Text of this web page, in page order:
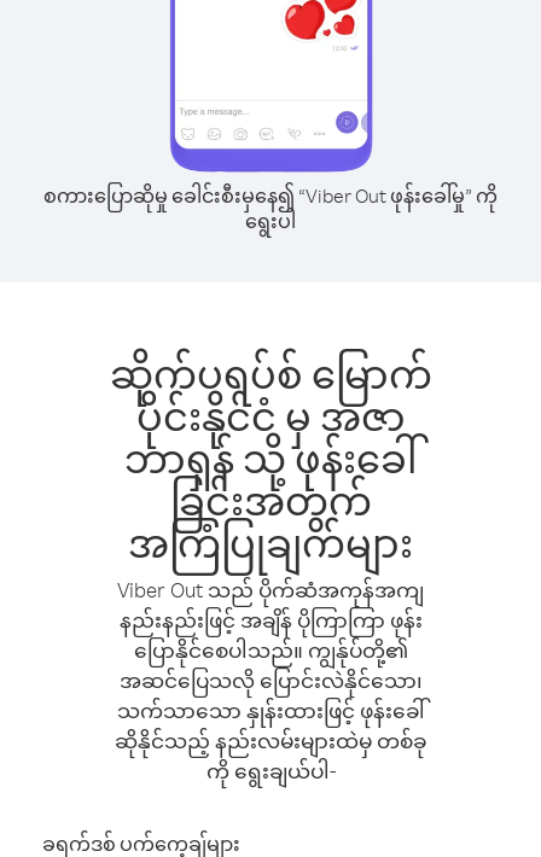
စကားပြောဆိုမှု ခေါင်းစီးမှနေ၍ “Viber Out ဖုန်းခေါ်မှု” ကို
ရွေးပါ
ဆိုက်ပရပ်စ် မြောက်
ပိုင်းနိုင်ငံ မှ အဇာ
ဘာရှန် သို့ ဖုန်းခေါ်
ခြင်းအတွက်
အကြံပြုချက်များ
Viber Out သည် ပိုက်ဆံအကုန်အကျ
နည်းနည်းဖြင့် အချိန် ပိုကြာကြာ ဖုန်း
ပြောနိုင်စေပါသည်။ ကျွန်ုပ်တို့၏
အဆင်ပြေသလို ပြောင်းလဲနိုင်သော၊
သက်သာသော နှုန်းထားဖြင့် ဖုန်းခေါ်
ဆိုနိုင်သည့် နည်းလမ်းများထဲမှ တစ်ခု
ကို ရွေးချယ်ပါ-
ခရက်ဒစ် ပက်ကေ့ချ်များ